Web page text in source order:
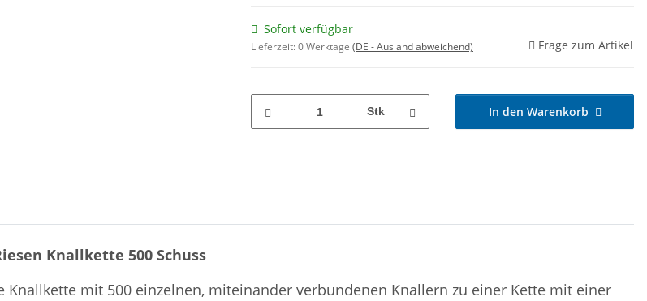
Sofort verfügbar
Lieferzeit:0 Werktage (DE - Ausland abweichend) Frage zum Artikel
Stk In den Warenkorb
Knallkette 500 Schuss
Knallkette mit 500 einzelnen, miteinander verbundenen Knallern zu einer Kette mit einer